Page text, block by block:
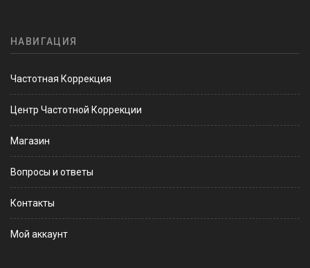
НАВИГАЦИЯ
Частотная Коррекция
Центр Частотной Коррекции
Магазин
Вопросы и ответы
Контакты
Мой аккаунт